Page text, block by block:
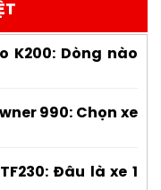
K200: Dòng nào
990: Chọn xe
Đâu là xe 1